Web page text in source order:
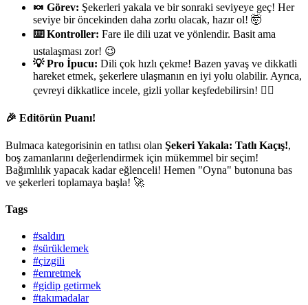
🍬 Görev: Şekerleri yakala ve bir sonraki seviyeye geç! Her
seviye bir öncekinden daha zorlu olacak, hazır ol! 🤯
⌨️ Kontroller: Fare ile dili uzat ve yönlendir. Basit ama
ustalaşması zor! 😉
💡 Pro İpucu: Dili çok hızlı çekme! Bazen yavaş ve dikkatli
hareket etmek, şekerlere ulaşmanın en iyi yolu olabilir. Ayrıca,
çevreyi dikkatlice incele, gizli yollar keşfedebilirsin! 🕵️‍♀️
🎉 Editörün Puanı!
Bulmaca kategorisinin en tatlısı olan Şekeri Yakala: Tatlı Kaçış!,
boş zamanlarını değerlendirmek için mükemmel bir seçim!
Bağımlılık yapacak kadar eğlenceli! Hemen "Oyna" butonuna bas
ve şekerleri toplamaya başla! 🚀
Tags
#saldırı
#sürüklemek
#çizgili
#emretmek
#gidip getirmek
#takımadalar